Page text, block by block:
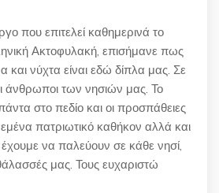
που επιτελεί καθημερινά το
Ακτοφυλακή, επισήμανε πως
και νύχτα είναι εδώ δίπλα μας. Σε
άνθρωποι των νησιών μας. Το
στο πεδίο και οι προσπάθειες
πατριωτικό καθήκον αλλά και
έχουμε να παλεύουν σε κάθε νησί,
μας. Τους ευχαριστώ